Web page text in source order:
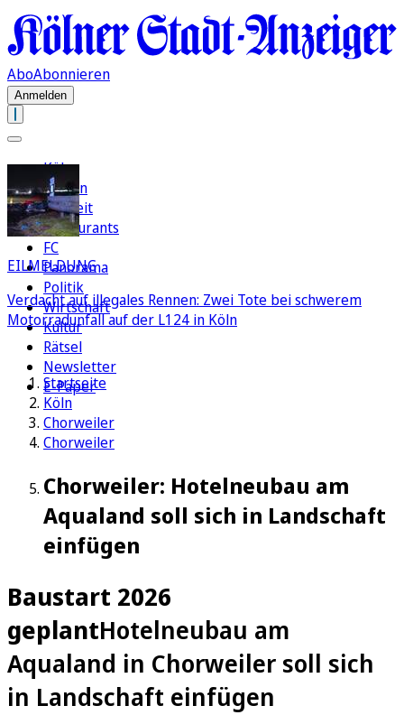
AboAbonnieren
Anmelden
Köln
Region
Freizeit
Restaurants
FC
Panorama
Politik
Wirtschaft
Kultur
Rätsel
Newsletter
E-Paper
EILMELDUNG
Verdacht auf illegales Rennen: Zwei Tote bei schwerem
Motorradunfall auf der L124 in Köln
Startseite
Köln
Chorweiler
Chorweiler
Chorweiler: Hotelneubau am
Aqualand soll sich in Landschaft
einfügen
Baustart 2026
geplantHotelneubau am
Aqualand in Chorweiler soll sich
in Landschaft einfügen